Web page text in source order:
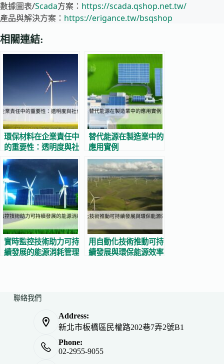
數據圖表/Scada方案： https://scada.qshop.net.tw/
產品與解決方案： https://erigance.tw/bsqshop
相關連結:
環保材料在企業責任中
的重要性：透明度與社
會影響的關聯
替代能源在製造業中的
應用實例
實時監控技術助力可持
續發展的能源消耗管理
用自動化技術推動可持
續發展與環保能源效率
聯絡我們
Address:
新北市板橋區民權路202巷7弄2號B1
Phone:
02-2955-9055